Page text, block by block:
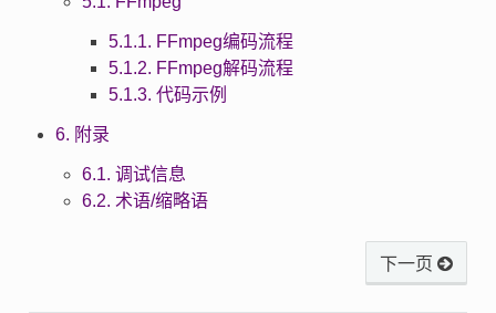
5.1.1. FFmpeg编码流程
5.1.2. FFmpeg解码流程
5.1.3. 代码示例
6. 附录
6.1. 调试信息
6.2. 术语/缩略语
下一页